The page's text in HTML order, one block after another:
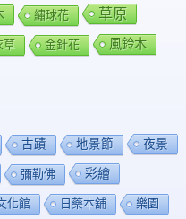
繡球花 草原
草 金針花 風鈴木
古蹟 地景節 夜景
彌勒佛 彩繪
化館 日藥本舖 樂園